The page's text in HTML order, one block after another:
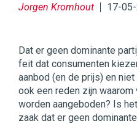
Jorgen Kromhout 17-
Dat er geen dominante
feit dat consumenten
aanbod (en de prijs) en
ook een reden zijn
worden aangeboden? Is
zaak dat er geen